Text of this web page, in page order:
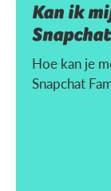
Kan ik
Hoe kan je
Snapchat